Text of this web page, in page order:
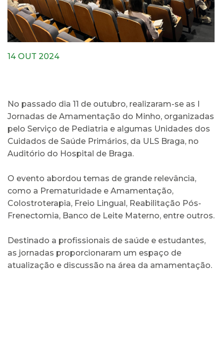
14 OUT 2024
No passado dia 11 de outubro, realizaram-se as I
Jornadas de Amamentação do Minho, organizadas
pelo Serviço de Pediatria e algumas Unidades dos
Cuidados de Saúde Primários, da ULS Braga, no
Auditório do Hospital de Braga.
O evento abordou temas de grande relevância,
como a Prematuridade e Amamentação,
Colostroterapia, Freio Lingual, Reabilitação Pós-
Frenectomia, Banco de Leite Materno, entre outros.
Destinado a profissionais de saúde e estudantes,
as jornadas proporcionaram um espaço de
atualização e discussão na área da amamentação.